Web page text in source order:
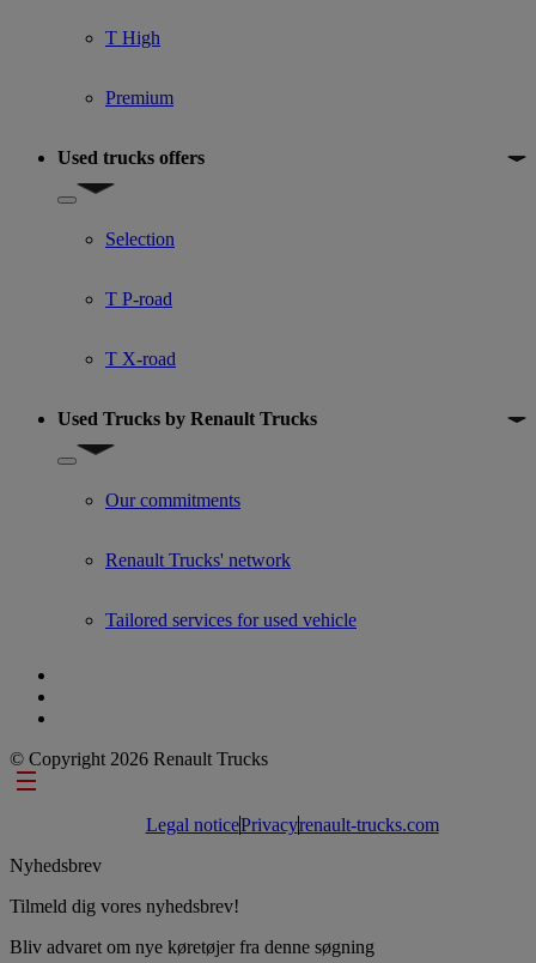
T High
Premium
Used trucks offers
Show submenu for Used trucks offers
Selection
T P-road
T X-road
Used Trucks by Renault Trucks
Show submenu for Used Trucks by Renault Trucks
Our commitments
Renault Trucks' network
Tailored services for used vehicle
© Copyright 2026 Renault Trucks
Footer links
Legal noticePrivacyrenault-trucks.com
Nyhedsbrev
Tilmeld dig vores nyhedsbrev!
Bliv advaret om nye køretøjer fra denne søgning